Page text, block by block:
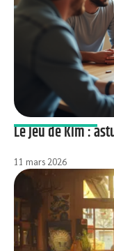
Le jeu de Kim :
11 mars 2026